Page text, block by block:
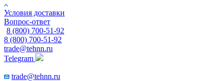
Условия доставки
Вопрос-ответ
8 (800) 700-51-92
8 (800) 700-51-92
trade@tehnn.ru
Telegram
trade@tehnn.ru